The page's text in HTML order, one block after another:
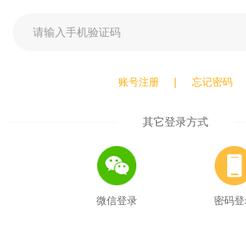
账号注册 忘记密码
其它登录方式
微信登录 密码